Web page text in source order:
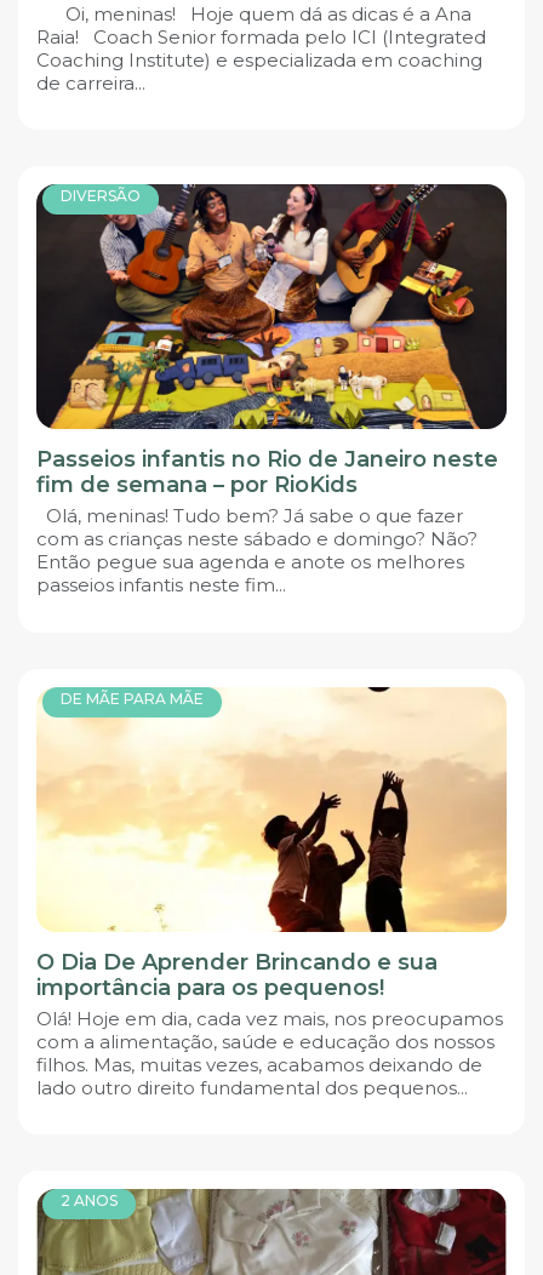
Oi, meninas! Hoje quem dá as dicas é a Ana
Raia! Coach Senior formada pelo ICI (Integrated
Coaching Institute) e especializada em coaching
de carreira...
DIVERSÃO
Passeios infantis no Rio de Janeiro neste
fim de semana – por RioKids
Olá, meninas! Tudo bem? Já sabe o que fazer
com as crianças neste sábado e domingo? Não?
Então pegue sua agenda e anote os melhores
passeios infantis neste fim...
DE MÃE PARA MÃE
O Dia De Aprender Brincando e sua
importância para os pequenos!
Olá! Hoje em dia, cada vez mais, nos preocupamos
com a alimentação, saúde e educação dos nossos
filhos. Mas, muitas vezes, acabamos deixando de
lado outro direito fundamental dos pequenos...
2 ANOS